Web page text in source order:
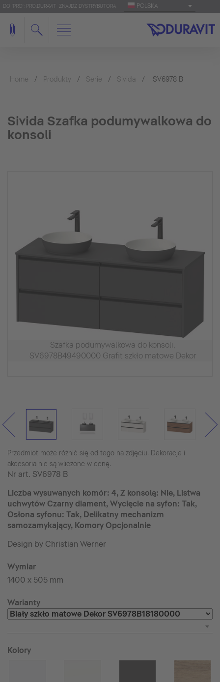
DO 'PRO': PRO.DURAVIT ZNAJDŹ DYSTRYBUTORA POLSKA
Home Produkty Serie Sivida SV6978 B
Sivida Szafka podumywalkowa do
konsoli
Szafka podumywalkowa do konsoli,
SV6978B49490000 Grafit szkło matowe Dekor
Przedmiot może różnić się od tego na zdjęciu. Dekoracje i
akcesoria nie są wliczone w cenę.
Nr art. SV6978 B
Liczba wysuwanych komór: 4, Z konsolą: Nie, Listwa
uchwytów Czarny diament, Wycięcie na syfon: Tak,
Osłona syfonu: Tak, Delikatny mechanizm
samozamykający, Komory Opcjonalnie
Design by Christian Werner
Wymiar
1400 x 505 mm
Warianty
Kolory